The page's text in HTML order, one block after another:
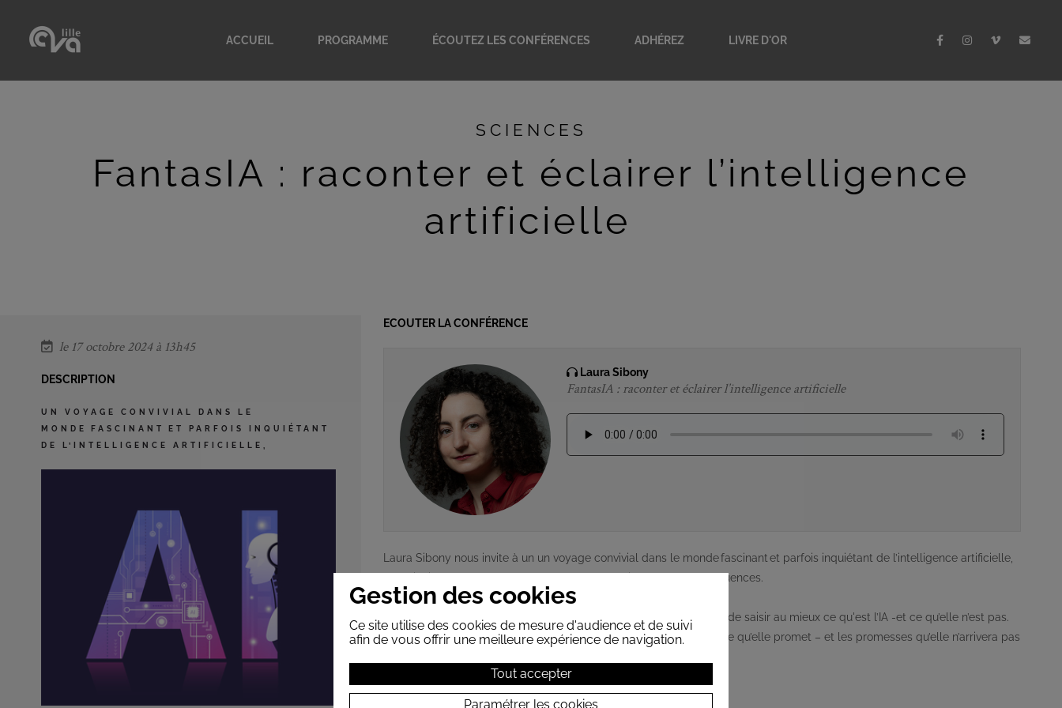
ACCUEIL
Lieu des conférences
PROGRAMME
Nos escapades parisiennes
ÉCOUTEZ LES CONFÉRENCES ADHÉREZ LIVRE D'OR
SCIENCES
FantasIA : raconter et éclairer l’intelligence
artificielle
le 17 octobre 2024 à 13h45
DESCRIPTION
UN VOYAGE CONVIVIAL DANS LE
MONDE FASCINANT ET PARFOIS INQUIÉTANT
DE L’INTELLIGENCE ARTIFICIELLE,
ECOUTER LA CONFÉRENCE
Laura Sibony
FantasIA : raconter et éclairer l’intelligence artificielle
Laura Sibony nous invite à un un voyage convivial dans le monde fascinant et parfois inquiétant de l’intelligence artificielle,
ses principaux concepts, ses ressources, ses enjeux et ses conséquences.
Loin du discours théorique, notre conférencière va nous permettre de saisir au mieux ce qu'est l’IA -et ce qu’elle n’est pas.
Ce qu’elle peut changer – et ce qu’elle ne pourra jamais changer. Ce qu’elle promet – et les promesses qu’elle n’arrivera pas
Gestion des cookies
Ce site utilise des cookies de mesure d'audience et de suivi
afin de vous offrir une meilleure expérience de navigation.
Tout accepter
Paramétrer les cookies